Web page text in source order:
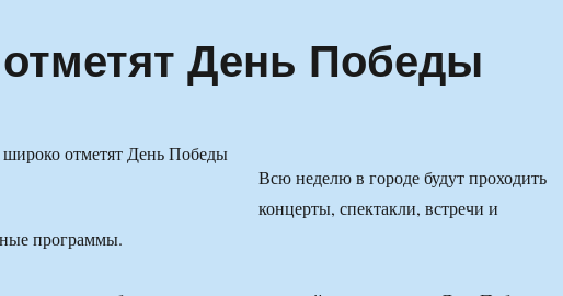
День Победы
Всю неделю в городе будут проходить
концерты, спектакли, встречи и
программы.